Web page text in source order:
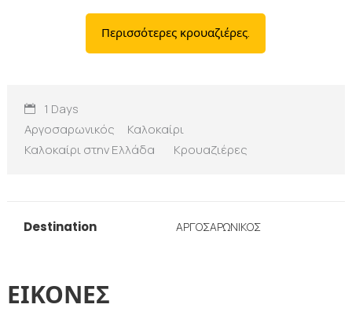
Περισσότερες κρουαζιέρες.
1 Days
Αργοσαρωνικός
Καλοκαίρι
Καλοκαίρι στην Ελλάδα
Κρουαζιέρες
Destination ΑΡΓΟΣΑΡΩΝΙΚΟΣ
ΕΙΚΟΝΕΣ